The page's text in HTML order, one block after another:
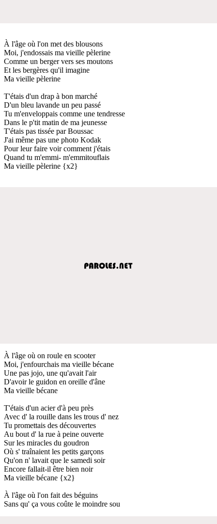
À l'âge où l'on met des blousons
Moi, j'endossais ma vieille pèlerine
Comme un berger vers ses moutons
Et les bergères qu'il imagine
Ma vieille pèlerine
T'étais d'un drap à bon marché
D'un bleu lavande un peu passé
Tu m'enveloppais comme une tendresse
Dans le p'tit matin de ma jeunesse
T'étais pas tissée par Boussac
J'ai même pas une photo Kodak
Pour leur faire voir comment j'étais
Quand tu m'emmi- m'emmitouflais
Ma vieille pèlerine {x2}
À l'âge où on roule en scooter
Moi, j'enfourchais ma vieille bécane
Une pas jojo, une qu'avait l'air
D'avoir le guidon en oreille d'âne
Ma vieille bécane
T'étais d'un acier d'à peu près
Avec d' la rouille dans les trous d' nez
Tu promettais des découvertes
Au bout d' la rue à peine ouverte
Sur les miracles du goudron
Où s' traînaient les petits garçons
Qu'on n' lavait que le samedi soir
Encore fallait-il être bien noir
Ma vieille bécane {x2}
À l'âge où l'on fait des béguins
Sans qu' ça vous coûte le moindre sou